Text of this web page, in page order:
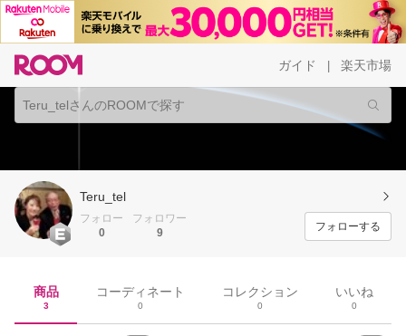
ガイド 楽天市場
Teru_tel
フォロー
0
フォロワー
9
フォローする
商品
3
コーディネート
0
コレクション
0
いいね
0